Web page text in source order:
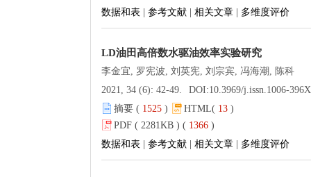
数据和表
参考文献 相关文章 多维度评价
LD油田高倍数水驱油效率实验研究
李金宜, 罗宪波, 刘英宪, 刘宗宾, 冯海潮, 陈科
2021, 34 (6): 42-49.
DOI:10.3969/j.issn.1006-
摘要 ( 1525 ) HTML( 13 )
PDF ( 2281KB ) ( 1366 )
数据和表
参考文献 相关文章 多维度评价